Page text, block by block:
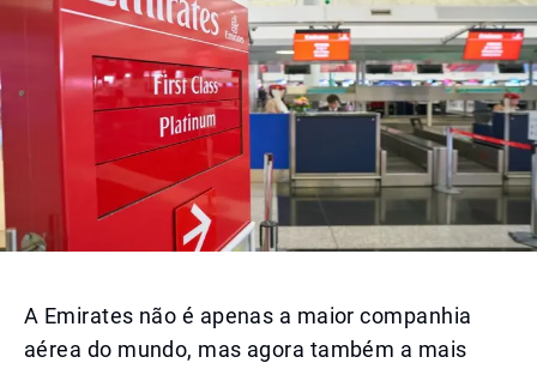
A Emirates não é apenas a maior companhia
aérea do mundo, mas agora também a mais